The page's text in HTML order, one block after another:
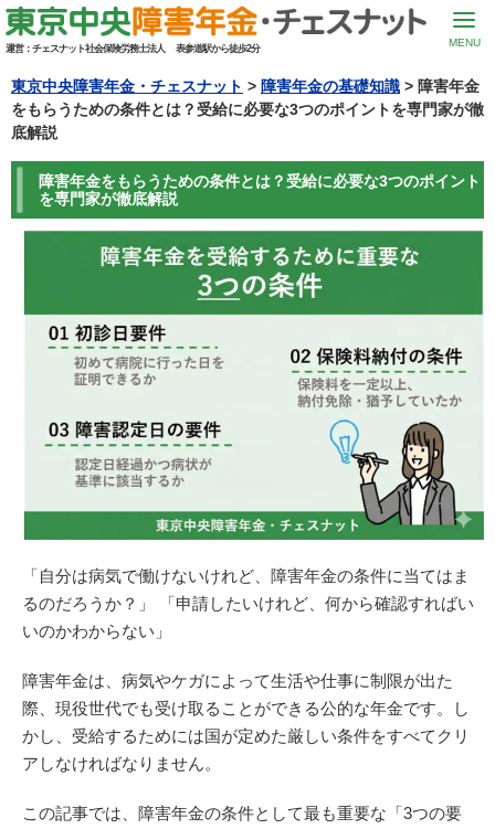
運営： チェスナット社会保険労務士法人 表参道駅から徒歩2分
MENU
東京中央障害年金・チェスナット > 障害年金の基礎知識 > 障害年金
をもらうための条件とは？受給に必要な3つのポイントを専門家が徹
底解説
障害年金をもらうための条件とは？受給に必要な3つのポイント
を専門家が徹底解説
「自分は病気で働けないけれど、障害年金の条件に当てはま
るのだろうか？」 「申請したいけれど、何から確認すればい
いのかわからない」
障害年金は、病気やケガによって生活や仕事に制限が出た
際、現役世代でも受け取ることができる公的な年金です。し
かし、受給するためには国が定めた厳しい条件をすべてクリ
アしなければなりません。
この記事では、障害年金の条件として最も重要な「3つの要